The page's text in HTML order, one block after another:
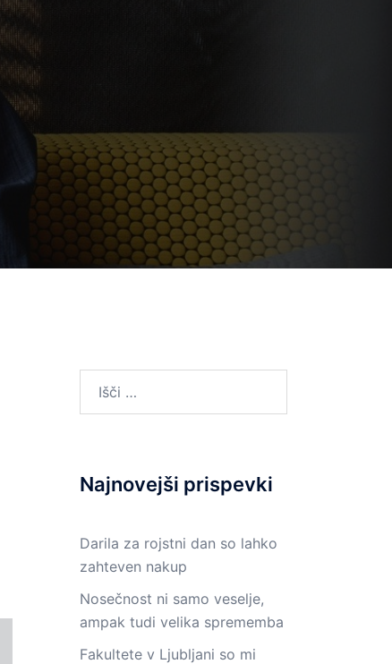
Najnovejši prispevki
Darila za rojstni dan so lahko
zahteven nakup
Nosečnost ni samo veselje,
ampak tudi velika sprememba
Fakultete v Ljubljani so mi